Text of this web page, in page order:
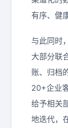
有序、健
与此同时
大部分联
账、归档
20+企业
给予相关
地迭代，